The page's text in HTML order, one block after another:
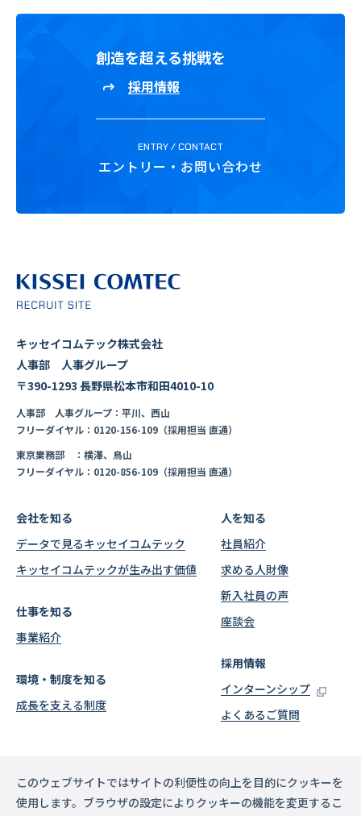
創造を超える挑戦を
採用情報
ENTRY / CONTACT
エントリー・お問い合わせ
キッセイコムテック株式会社
人事部 人事グループ
〒390-1293 長野県松本市和田4010-10
人事部 人事グループ：平川、西山
フリーダイヤル：0120-156-109（採用担当 直通）
東京業務部 ：横澤、鳥山
フリーダイヤル：0120-856-109（採用担当 直通）
会社を知る
データで見るキッセイコムテック
キッセイコムテックが生み出す価値
仕事を知る
事業紹介
環境・制度を知る
成長を支える制度
人を知る
社員紹介
求める人財像
新入社員の声
座談会
採用情報
インターンシップ
よくあるご質問
このウェブサイトではサイトの利便性の向上を目的にクッキーを
使用します。ブラウザの設定によりクッキーの機能を変更するこ